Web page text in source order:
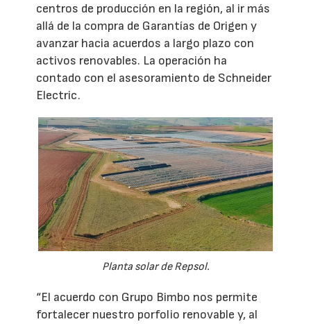
centros de producción en la región, al ir más
allá de la compra de Garantías de Origen y
avanzar hacia acuerdos a largo plazo con
activos renovables. La operación ha
contado con el asesoramiento de Schneider
Electric.
Planta solar de Repsol.
“El acuerdo con Grupo Bimbo nos permite
fortalecer nuestro porfolio renovable y, al